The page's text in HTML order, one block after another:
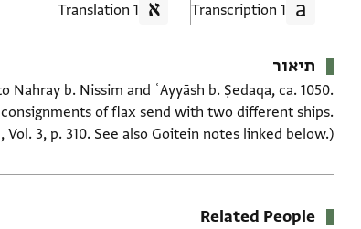
1 Transcription
1 Translation
תיאור
b. Nissim and ʿAyyāsh b. Ṣedaqa, ca. 1050.
of flax send with two different ships.
3, p. 310. See also Goitein notes linked below.)
Related People